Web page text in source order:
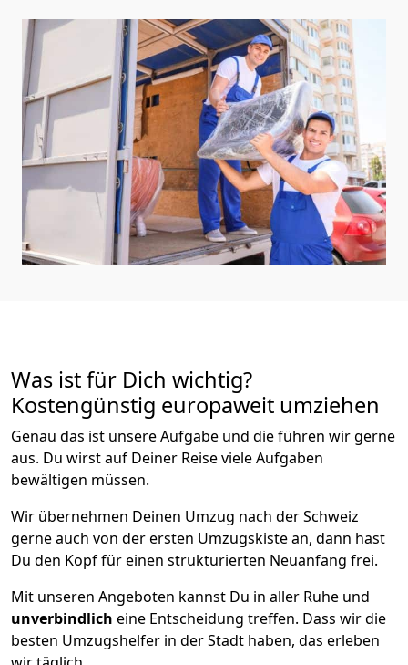
Was ist für Dich wichtig?
Kostengünstig europaweit umziehen
Genau das ist unsere Aufgabe und die führen wir gerne
aus. Du wirst auf Deiner Reise viele Aufgaben
bewältigen müssen.
Wir übernehmen Deinen Umzug nach der Schweiz
gerne auch von der ersten Umzugskiste an, dann hast
Du den Kopf für einen strukturierten Neuanfang frei.
Mit unseren Angeboten kannst Du in aller Ruhe und
unverbindlich eine Entscheidung treffen. Dass wir die
besten Umzugshelfer in der Stadt haben, das erleben